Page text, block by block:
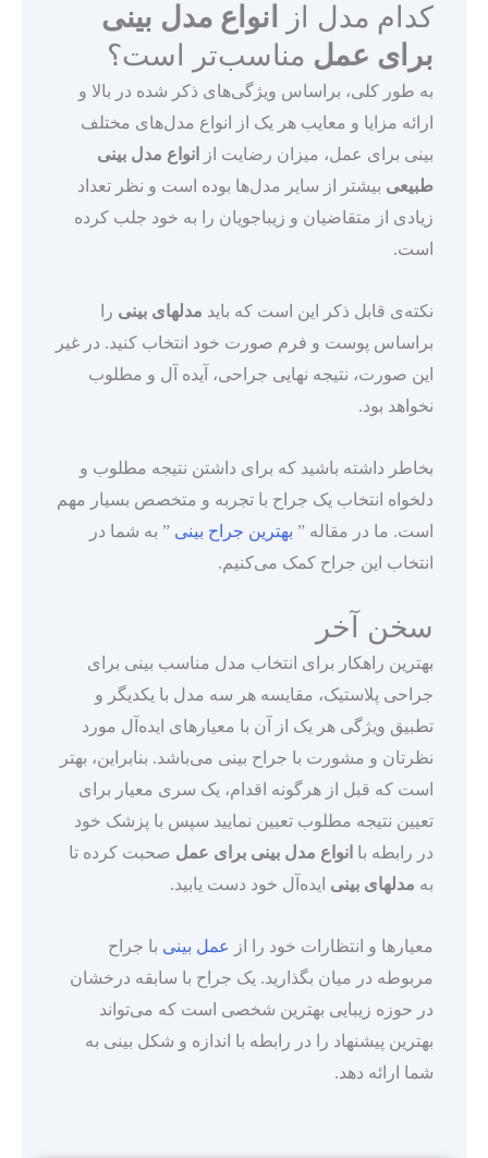
کدام مدل از
انواع مدل بینی
برای عمل مناسب‌تر است؟
به طور کلی، براساس ویژگی‌های ذکر شده در بالا و
ارائه مزایا و معایب هر یک از انواع مدل‌های مختلف
بینی برای عمل، میزان رضایت از
انواع مدل بینی
طبیعی بیشتر از سایر مدل‌ها بوده است و نظر تعداد
زیادی از متقاضیان و زیباجویان را به خود جلب کرده
است.
نکته‌ی قابل ذکر این است که باید مدلهای بینی را
براساس پوست و فرم صورت خود انتخاب کنید. در غیر
این صورت، نتیجه نهایی جراحی، آیده آل و مطلوب
نخواهد بود.
بخاطر داشته باشید که برای داشتن نتیجه مطلوب و
دلخواه انتخاب یک جراح با تجربه و متخصص بسیار مهم
است. ما در مقاله ” بهترین جراح بینی ” به شما در
انتخاب این جراح کمک می‌کنیم.
سخن آخر
بهترین راهکار برای انتخاب مدل مناسب بینی برای
جراحی پلاستیک، مقایسه هر سه مدل با یکدیگر و
تطبیق ویژگی هر یک از آن با معیارهای ایده‌آل مورد
نظرتان و مشورت با جراح بینی می‌باشد. بنابراین، بهتر
است که قبل از هرگونه اقدام، یک سری معیار برای
تعیین نتیجه مطلوب تعیین نمایید سپس با پزشک خود
در رابطه با انواع مدل بینی برای عمل صحبت کرده تا
به مدلهای بینی ایده‌آل خود دست یابید.
معیارها و انتظارات خود را از عمل بینی با جراح
مربوطه در میان بگذارید. یک جراح با سابقه درخشان
در حوزه زیبایی بهترین شخصی است که می‌تواند
بهترین پیشنهاد را در رابطه با اندازه و شکل بینی به
شما ارائه دهد.